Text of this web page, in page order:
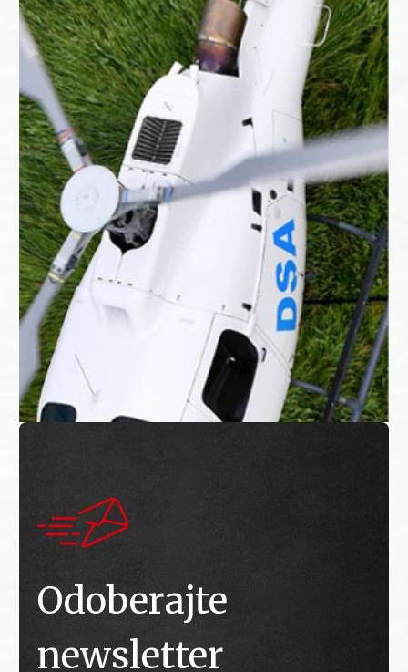
Odoberajte
newsletter